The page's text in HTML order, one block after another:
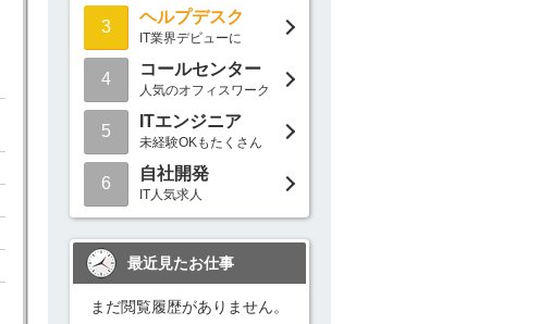
3
ヘルプデスク
IT業界デビューに
4
コールセンター
人気のオフィスワーク
5
ITエンジニア
未経験OKもたくさん
6
自社開発
IT人気求人
最近見たお仕事
まだ閲覧履歴がありません。